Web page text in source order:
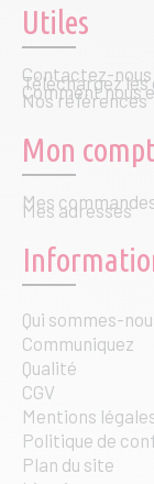
Utiles
Contactez-nous
Téléchargez
Comment nous
Nos références
Mon
Mes
Mes adresses
Qui sommes-
Communiquez
Qualité
CGV
Mentions
Politique de
Plan du site